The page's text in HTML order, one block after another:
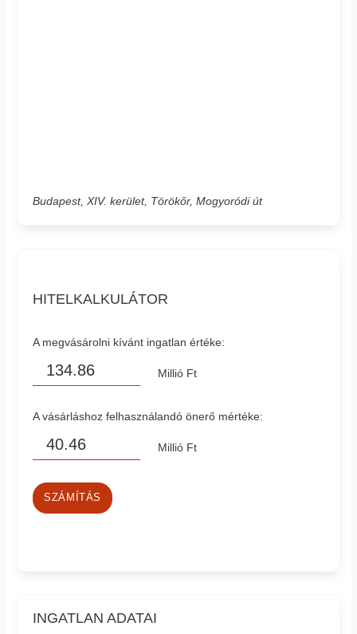
Budapest, XIV. kerület, Törökőr, Mogyoródi út
HITELKALKULÁTOR
A megvásárolni kívánt ingatlan értéke:
Millió Ft
A vásárláshoz felhasználandó önerő mértéke:
Millió Ft
SZÁMÍTÁS
INGATLAN ADATAI